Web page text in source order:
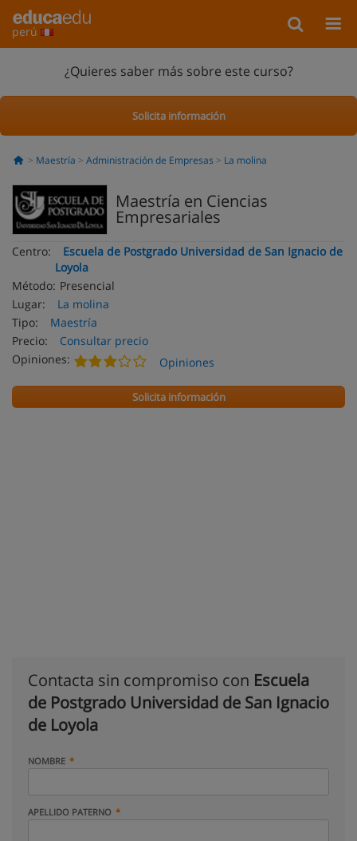
perú
¿Quieres saber más sobre este curso?
Solicita información
Maestría Administración de Empresas La molina
Maestría en Ciencias
Empresariales
Centro:
Escuela de Postgrado Universidad de San Ignacio de
Loyola
Método: Presencial
Lugar:
La molina
Tipo:
Maestría
Precio:
Consultar precio
Opiniones:
Opiniones
Solicita información
Contacta sin compromiso con Escuela
de Postgrado Universidad de San Ignacio
de Loyola
NOMBRE
APELLIDO PATERNO